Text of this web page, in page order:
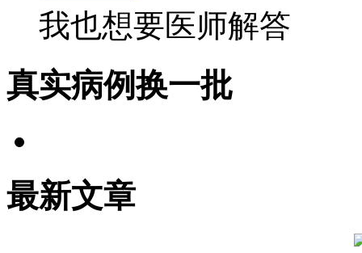
我也想要医师解答
真实病例换一批
最新文章